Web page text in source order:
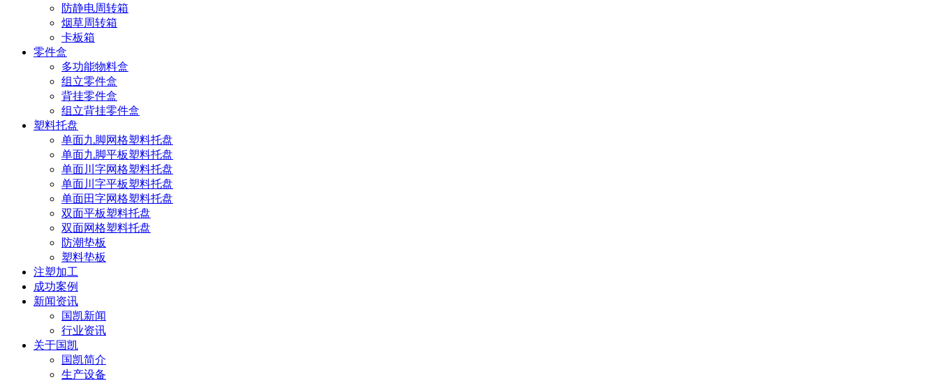
防静电周转箱
烟草周转箱
卡板箱
零件盒
多功能物料盒
组立零件盒
背挂零件盒
组立背挂零件盒
塑料托盘
单面九脚网格塑料托盘
单面九脚平板塑料托盘
单面川字网格塑料托盘
单面川字平板塑料托盘
单面田字网格塑料托盘
双面平板塑料托盘
双面网格塑料托盘
防潮垫板
塑料垫板
注塑加工
成功案例
新闻资讯
国凯新闻
行业资讯
关于国凯
国凯简介
生产设备